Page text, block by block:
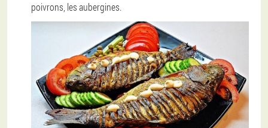
poivrons, les aubergines.